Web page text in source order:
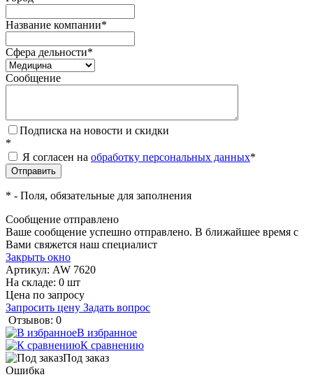
Название компании*
Сфера дельности*
Сообщение
Подписка на новости и скидки
*
Я согласен на обработку персональных данных*
* - Поля, обязательные для заполнения
Сообщение отправлено
Ваше сообщение успешно отправлено. В ближайшее время с
Вами свяжется наш специалист
Закрыть окно
Артикул: AW 7620
На складе: 0 шт
Цена по запросу
Запросить цену Задать вопрос
Отзывов: 0
В избранное
К сравнению
Под заказ
Ошибка